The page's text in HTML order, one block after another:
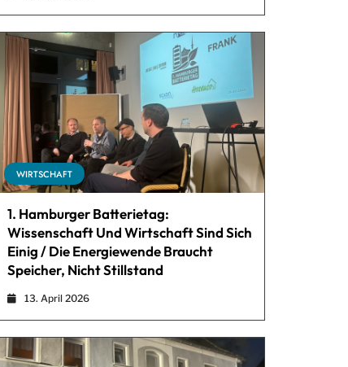
WIRTSCHAFT
1. Hamburger Batterietag:
Wissenschaft Und Wirtschaft Sind Sich
Einig / Die Energiewende Braucht
Speicher, Nicht Stillstand
13. April 2026